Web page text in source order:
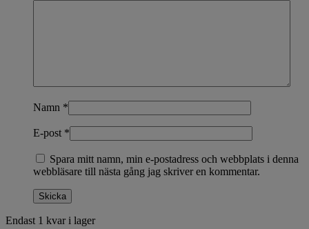
Namn *
E-post *
Spara mitt namn, min e-postadress och webbplats i denna
webbläsare till nästa gång jag skriver en kommentar.
Endast 1 kvar i lager